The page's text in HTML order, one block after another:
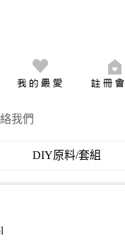
我們
DIY原料/套組